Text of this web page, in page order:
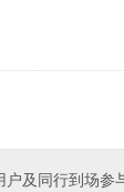
及同行到场参